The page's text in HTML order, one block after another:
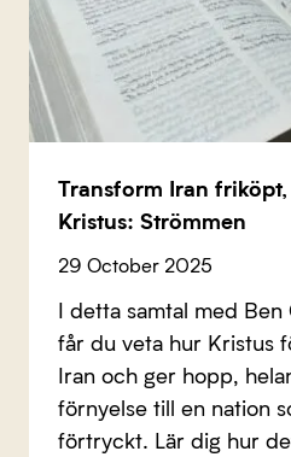
Transform Iran
Kristus: Strömmen
29 October 2025
I detta samtal med Ben
får du veta hur Kristus
Iran och ger hopp,
förnyelse till en nation
förtryckt. Lär dig hur